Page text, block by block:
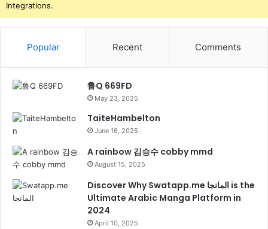
Integrations.
Popular Recent Comments
鲁Q 669FD
May 23, 2025
TaiteHambelton
June 16, 2025
A rainbow 김승수 cobby mmd
August 15, 2025
Discover Why Swatapp.me المانجا is the
Ultimate Arabic Manga Platform in
2024
April 10, 2025